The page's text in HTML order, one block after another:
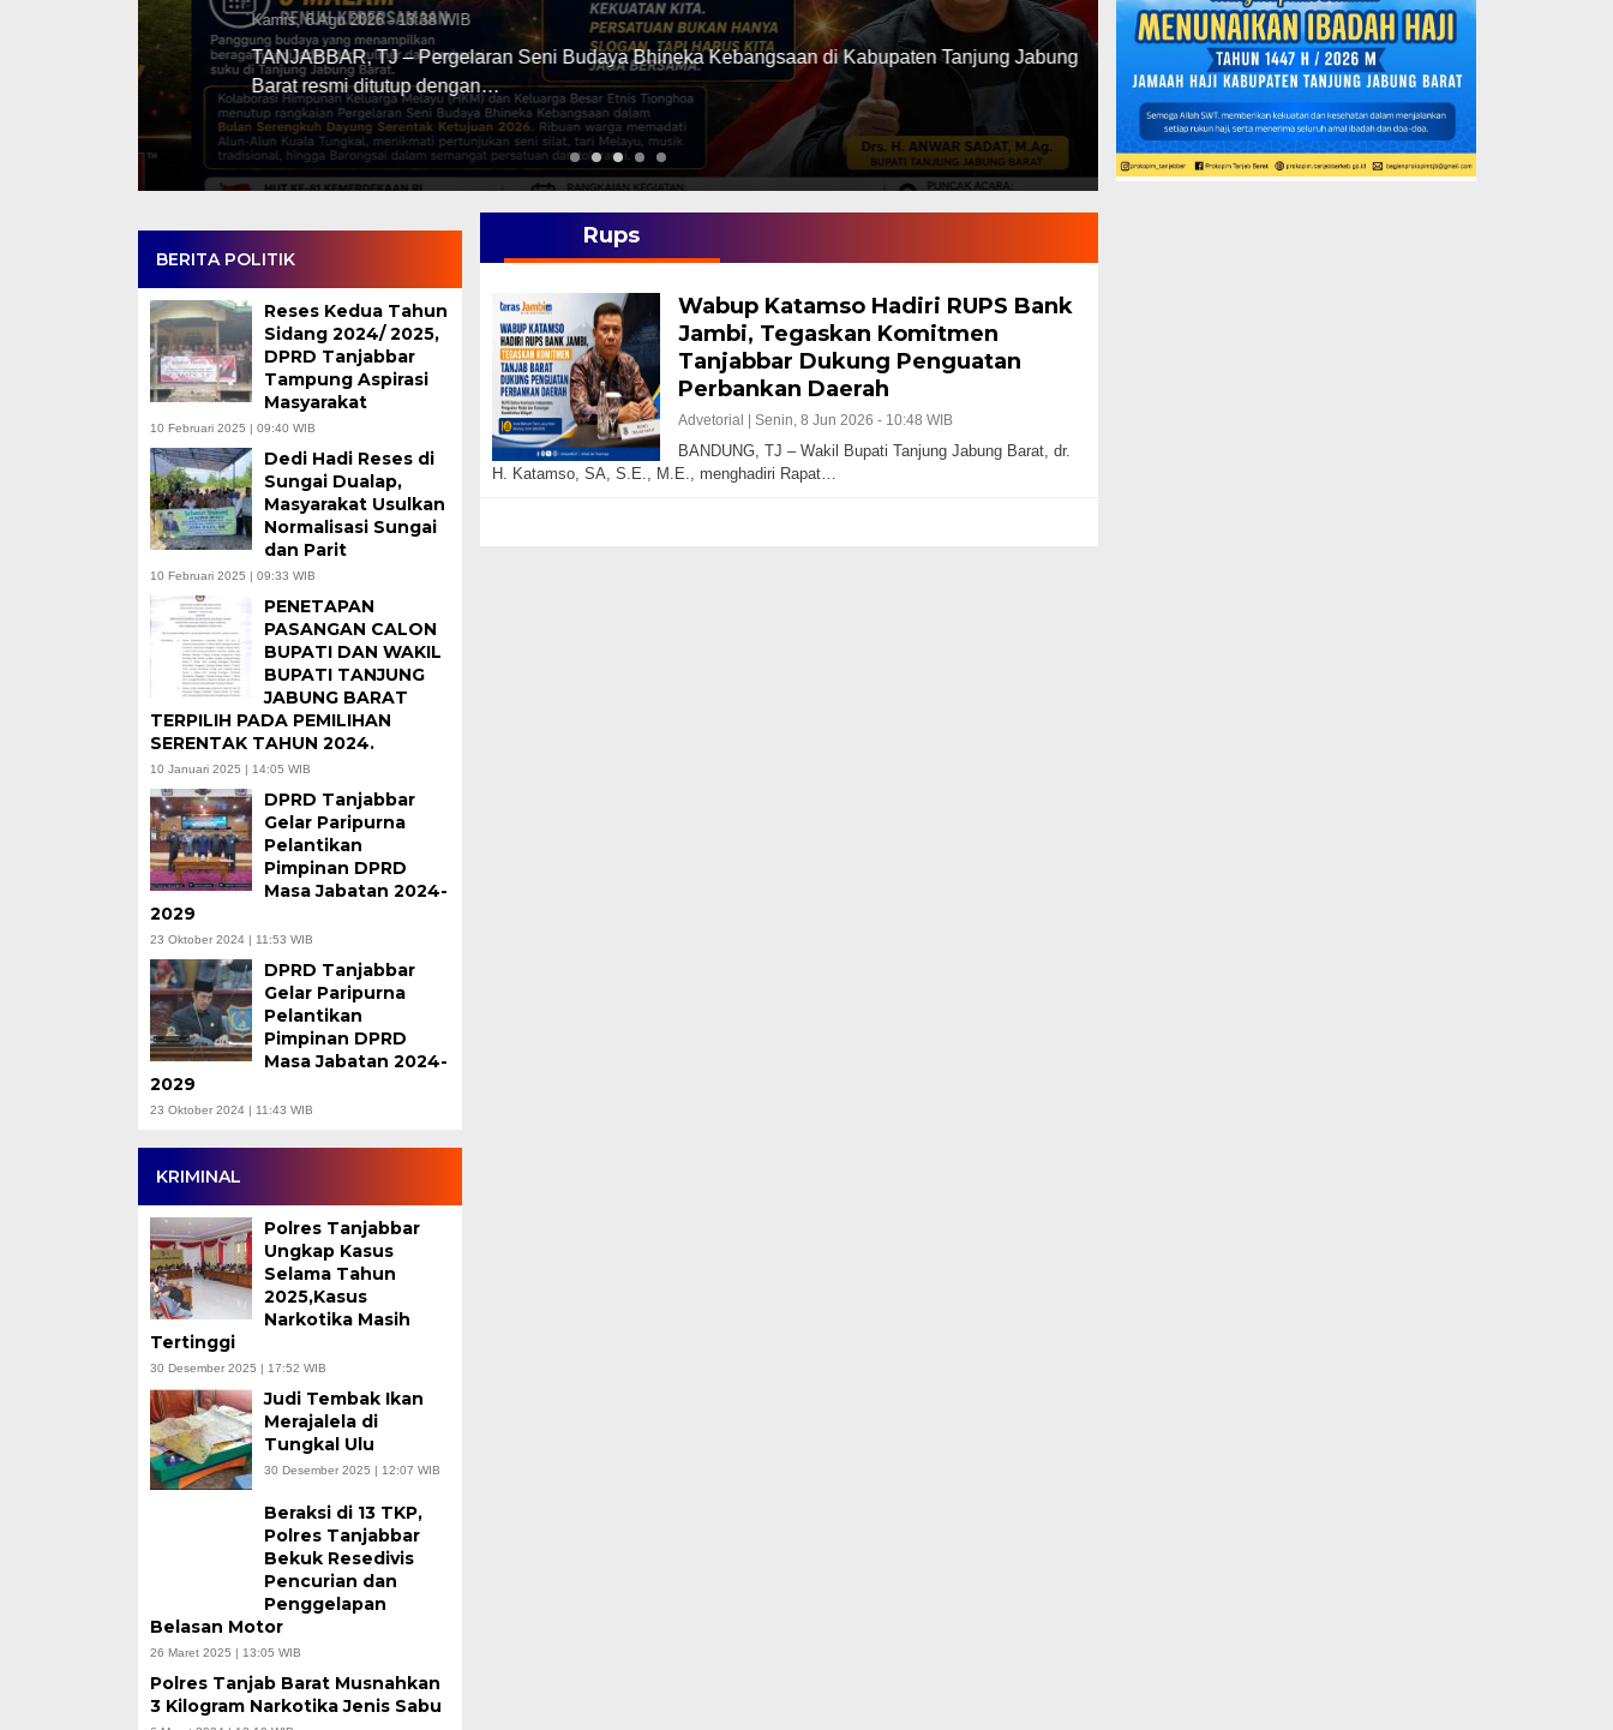
Kamis, 6 Agu 2026 - 13:38 WIB
TANJABBAR, TJ – Pergelaran Seni Budaya Bhineka Kebangsaan di Kabupaten Tanjung Jabung
Barat resmi ditutup dengan…
Rabu, 5 Agu 2026 - 18:38 WIB
JAKARTA, TJ – Kabupaten Tanjung Jabung Barat
ketenagakerjaan. Di tengah tantangan…
BERITA POLITIK
Reses Kedua Tahun
Sidang 2024/ 2025,
DPRD Tanjabbar
Tampung Aspirasi
Masyarakat
10 Februari 2025 | 09:40 WIB
Dedi Hadi Reses di
Sungai Dualap,
Masyarakat Usulkan
Normalisasi Sungai
dan Parit
10 Februari 2025 | 09:33 WIB
PENETAPAN
PASANGAN CALON
BUPATI DAN WAKIL
BUPATI TANJUNG
JABUNG BARAT
TERPILIH PADA PEMILIHAN
SERENTAK TAHUN 2024.
10 Januari 2025 | 14:05 WIB
DPRD Tanjabbar
Gelar Paripurna
Pelantikan
Pimpinan DPRD
Masa Jabatan 2024-
2029
23 Oktober 2024 | 11:53 WIB
DPRD Tanjabbar
Gelar Paripurna
Pelantikan
Pimpinan DPRD
Masa Jabatan 2024-
2029
23 Oktober 2024 | 11:43 WIB
KRIMINAL
Polres Tanjabbar
Ungkap Kasus
Selama Tahun
2025,Kasus
Narkotika Masih
Tertinggi
30 Desember 2025 | 17:52 WIB
Judi Tembak Ikan
Merajalela di
Tungkal Ulu
30 Desember 2025 | 12:07 WIB
Beraksi di 13 TKP,
Polres Tanjabbar
Bekuk Resedivis
Pencurian dan
Penggelapan
Belasan Motor
26 Maret 2025 | 13:05 WIB
Polres Tanjab Barat Musnahkan
3 Kilogram Narkotika Jenis Sabu
Rups
Wabup Katamso Hadiri RUPS Bank
Jambi, Tegaskan Komitmen
Tanjabbar Dukung Penguatan
Perbankan Daerah
Advetorial | Senin, 8 Jun 2026 - 10:48 WIB
BANDUNG, TJ – Wakil Bupati Tanjung Jabung Barat, dr.
H. Katamso, SA, S.E., M.E., menghadiri Rapat…